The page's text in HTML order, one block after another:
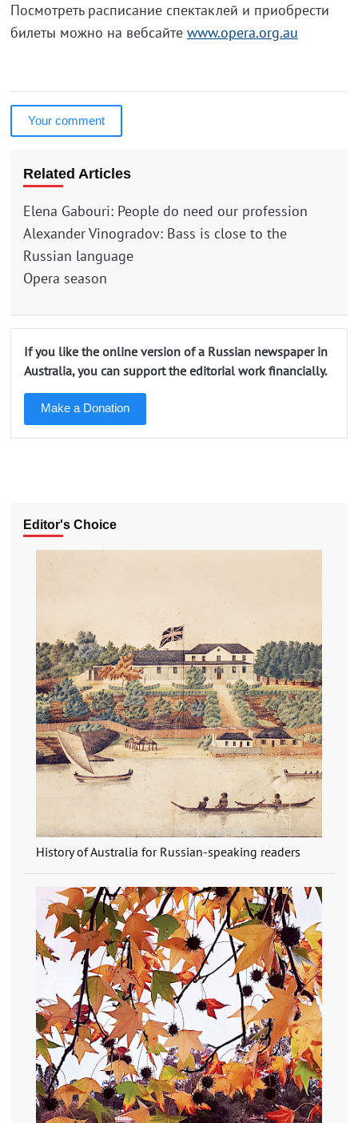
Посмотреть расписание спектаклей и приобрести
билеты можно на вебсайте www.opera.org.au
Your comment
Related Articles
Elena Gabouri: People do need our profession
Alexander Vinogradov: Bass is close to the
Russian language
Opera season
If you like the online version of a Russian newspaper in
Australia, you can support the editorial work financially.
Make a Donation
Editor's Choice
History of Australia for Russian-speaking readers